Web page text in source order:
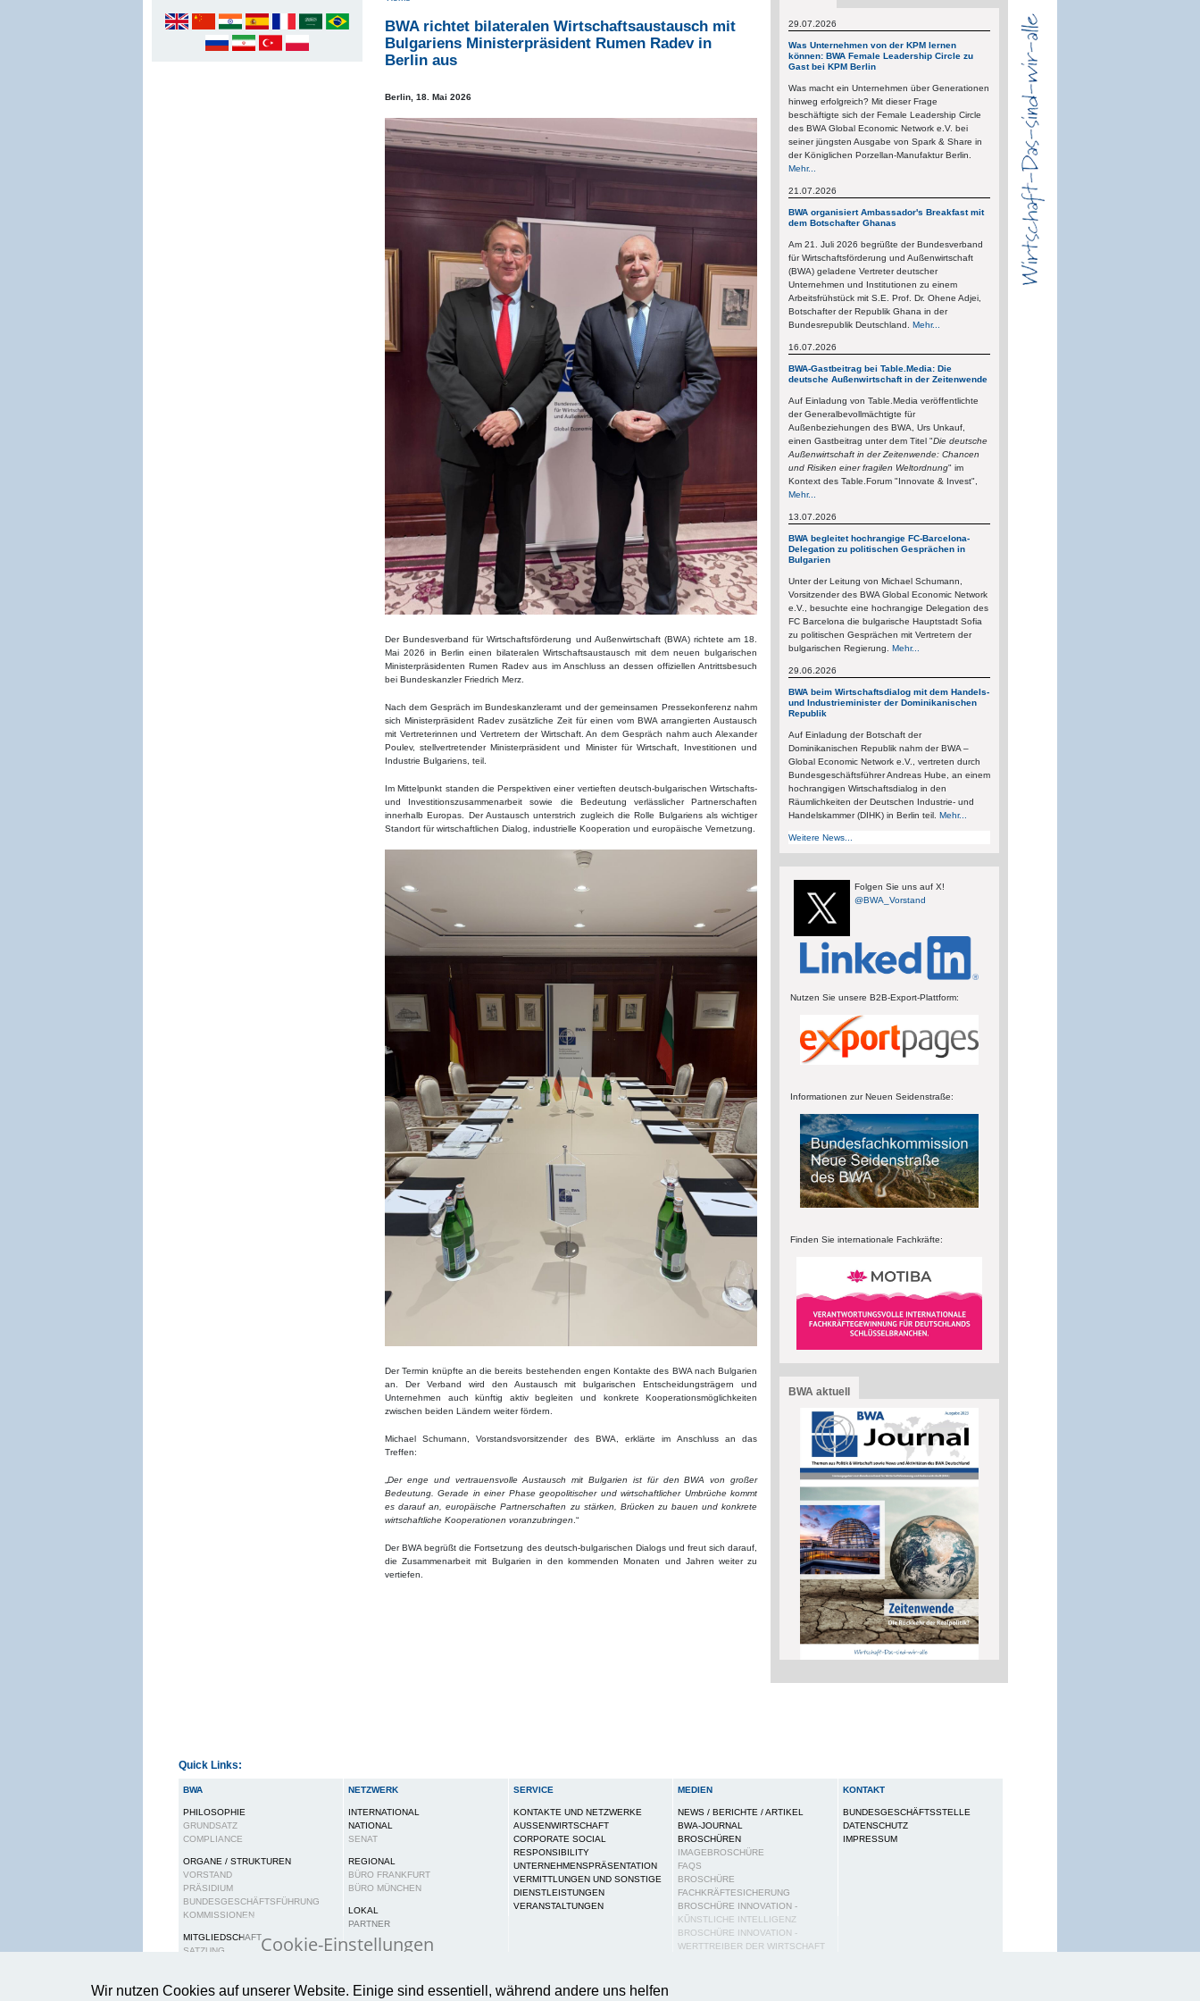
BWA richtet bilateralen Wirtschaftsaustausch mit
Bulgariens Ministerpräsident Rumen Radev in
Berlin aus
Berlin, 18. Mai 2026
Der Bundesverband für Wirtschaftsförderung und Außenwirtschaft (BWA) richtete am 18.
Mai 2026 in Berlin einen bilateralen Wirtschaftsaustausch mit dem neuen bulgarischen
Ministerpräsidenten Rumen Radev aus im Anschluss an dessen offiziellen Antrittsbesuch
bei Bundeskanzler Friedrich Merz.
Nach dem Gespräch im Bundeskanzleramt und der gemeinsamen Pressekonferenz nahm
sich Ministerpräsident Radev zusätzliche Zeit für einen vom BWA arrangierten Austausch
mit Vertreterinnen und Vertretern der Wirtschaft. An dem Gespräch nahm auch Alexander
Poulev, stellvertretender Ministerpräsident und Minister für Wirtschaft, Investitionen und
Industrie Bulgariens, teil.
Im Mittelpunkt standen die Perspektiven einer vertieften deutsch-bulgarischen Wirtschafts-
und Investitionszusammenarbeit sowie die Bedeutung verlässlicher Partnerschaften
innerhalb Europas. Der Austausch unterstrich zugleich die Rolle Bulgariens als wichtiger
Standort für wirtschaftlichen Dialog, industrielle Kooperation und europäische Vernetzung.
Der Termin knüpfte an die bereits bestehenden engen Kontakte des BWA nach Bulgarien
an. Der Verband wird den Austausch mit bulgarischen Entscheidungsträgern und
Unternehmen auch künftig aktiv begleiten und konkrete Kooperationsmöglichkeiten
zwischen beiden Ländern weiter fördern.
Michael Schumann, Vorstandsvorsitzender des BWA, erklärte im Anschluss an das
Treffen:
„Der enge und vertrauensvolle Austausch mit Bulgarien ist für den BWA von großer
Bedeutung. Gerade in einer Phase geopolitischer und wirtschaftlicher Umbrüche kommt
es darauf an, europäische Partnerschaften zu stärken, Brücken zu bauen und konkrete
wirtschaftliche Kooperationen voranzubringen.“
Der BWA begrüßt die Fortsetzung des deutsch-bulgarischen Dialogs und freut sich darauf,
die Zusammenarbeit mit Bulgarien in den kommenden Monaten und Jahren weiter zu
vertiefen.
29.07.2026
Was Unternehmen von der KPM lernen
können: BWA Female Leadership Circle zu
Gast bei KPM Berlin
Was macht ein Unternehmen über Generationen
hinweg erfolgreich? Mit dieser Frage
beschäftigte sich der Female Leadership Circle
des BWA Global Economic Network e.V. bei
seiner jüngsten Ausgabe von Spark & Share in
der Königlichen Porzellan-Manufaktur Berlin.
Mehr...
21.07.2026
BWA organisiert Ambassador's Breakfast mit
dem Botschafter Ghanas
Am 21. Juli 2026 begrüßte der Bundesverband
für Wirtschaftsförderung und Außenwirtschaft
(BWA) geladene Vertreter deutscher
Unternehmen und Institutionen zu einem
Arbeitsfrühstück mit S.E. Prof. Dr. Ohene Adjei,
Botschafter der Republik Ghana in der
Bundesrepublik Deutschland.Mehr...
16.07.2026
BWA-Gastbeitrag bei Table.Media: Die
deutsche Außenwirtschaft in der Zeitenwende
Auf Einladung von Table.Media veröffentlichte
der Generalbevollmächtigte für
Außenbeziehungen des BWA, Urs Unkauf,
einen Gastbeitrag unter dem Titel "Die deutsche
Außenwirtschaft in der Zeitenwende: Chancen
und Risiken einer fragilen Weltordnung" im
Kontext des Table.Forum "Innovate & Invest",
Mehr...
13.07.2026
BWA begleitet hochrangige FC-Barcelona-
Delegation zu politischen Gesprächen in
Bulgarien
Unter der Leitung von Michael Schumann,
Vorsitzender des BWA Global Economic Network
e.V., besuchte eine hochrangige Delegation des
FC Barcelona die bulgarische Hauptstadt Sofia
zu politischen Gesprächen mit Vertretern der
bulgarischen Regierung.Mehr...
29.06.2026
BWA beim Wirtschaftsdialog mit dem Handels-
und Industrieminister der Dominikanischen
Republik
Auf Einladung der Botschaft der
Dominikanischen Republik nahm der BWA –
Global Economic Network e.V., vertreten durch
Bundesgeschäftsführer Andreas Hube, an einem
hochrangigen Wirtschaftsdialog in den
Räumlichkeiten der Deutschen Industrie- und
Handelskammer (DIHK) in Berlin teil.Mehr...
Weitere News...
Folgen Sie uns auf X!
@BWA_Vorstand
Nutzen Sie unsere B2B-Export-Plattform:
Informationen zur Neuen Seidenstraße:
Finden Sie internationale Fachkräfte:
BWA aktuell
Quick Links:
BWA
PHILOSOPHIE
GRUNDSATZ
COMPLIANCE
ORGANE / STRUKTUREN
VORSTAND
PRÄSIDIUM
BUNDESGESCHÄFTSFÜHRUNG
KOMMISSIONEN
MITGLIEDSCHAFT
SATZUNG
NETZWERK
INTERNATIONAL
NATIONAL
SENAT
REGIONAL
BÜRO FRANKFURT
BÜRO MÜNCHEN
LOKAL
PARTNER
SERVICE
KONTAKTE UND NETZWERKE
AUSSENWIRTSCHAFT
CORPORATE SOCIAL
RESPONSIBILITY
UNTERNEHMENSPRÄSENTATION
VERMITTLUNGEN UND SONSTIGE
DIENSTLEISTUNGEN
VERANSTALTUNGEN
MEDIEN
NEWS / BERICHTE / ARTIKEL
BWA-JOURNAL
BROSCHÜREN
IMAGEBROSCHÜRE
FAQS
BROSCHÜRE
FACHKRÄFTESICHERUNG
BROSCHÜRE INNOVATION -
KÜNSTLICHE INTELLIGENZ
BROSCHÜRE INNOVATION -
WERTTREIBER DER WIRTSCHAFT
KONTAKT
BUNDESGESCHÄFTSSTELLE
DATENSCHUTZ
IMPRESSUM
Wir nutzen Cookies auf unserer Website. Einige sind essentiell, während andere uns helfen
Cookie-Einstellungen
Wir verwenden Cookies auf dieser Webseite, um Ihnen ein bestmögliches Nutzungserlebnis zu
gewährleisten.Weitere Informationen